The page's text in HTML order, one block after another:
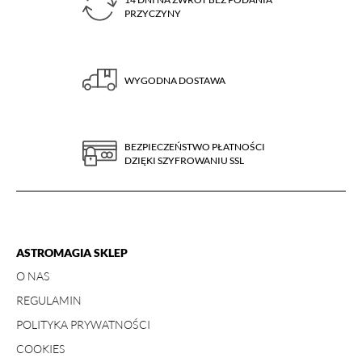
PRZYCZYNY
WYGODNA DOSTAWA
BEZPIECZEŃSTWO PŁATNOŚCI
DZIĘKI SZYFROWANIU SSL
ASTROMAGIA SKLEP
O NAS
REGULAMIN
POLITYKA PRYWATNOŚCI
COOKIES